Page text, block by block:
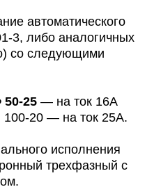
автоматического
3, либо аналогичных
со следующими
25 — на ток 16A
20 — на ток 25A.
исполнения
трехфазный с